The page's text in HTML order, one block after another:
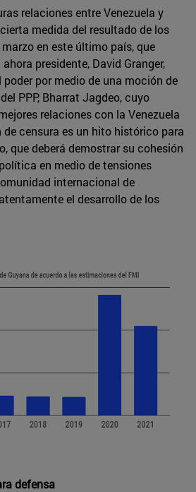
relaciones entre Venezuela y
medida del resultado de los
en este último país, que
presidente, David Granger,
poder por medio de una moción de
PPP, Bharrat Jagdeo, cuyo
relaciones con la Venezuela
censura es un hito histórico para
que deberá demostrar su cohesión
en medio de tensiones
internacional de
el desarrollo de los
defensa